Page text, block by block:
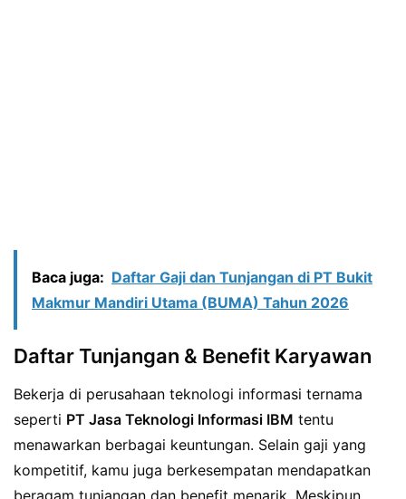
Baca juga: Daftar Gaji dan Tunjangan di PT Bukit
Makmur Mandiri Utama (BUMA) Tahun 2026
Daftar Tunjangan & Benefit Karyawan
Bekerja di perusahaan teknologi informasi ternama
seperti PT Jasa Teknologi Informasi IBM tentu
menawarkan berbagai keuntungan. Selain gaji yang
kompetitif, kamu juga berkesempatan mendapatkan